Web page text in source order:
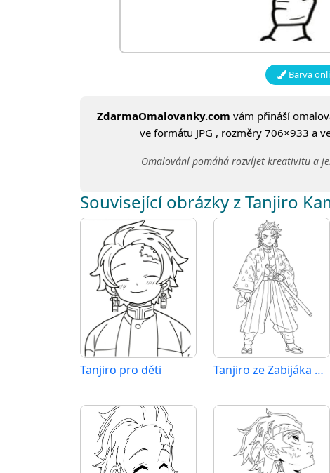
Barva
ZdarmaOmalovanky.com vám přináší
ve formátu JPG , rozměry 706×933 a
Omalování pomáhá rozvíjet kreativitu a
Související obrázky z Tanjiro
Tanjiro pro děti Tanjiro ze Zabijáka démonů